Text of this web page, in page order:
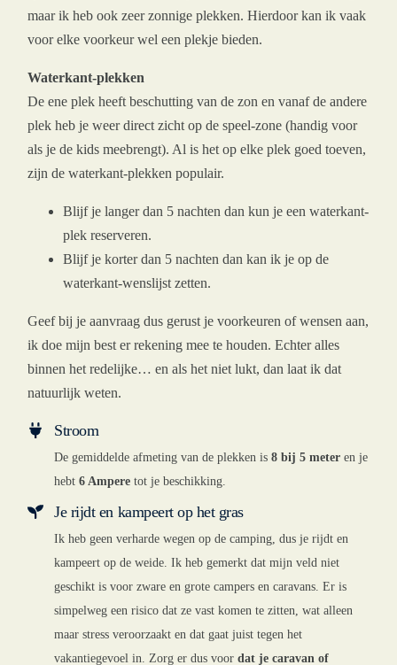
maar ik heb ook zeer zonnige plekken. Hierdoor kan ik vaak
voor elke voorkeur wel een plekje bieden.
Waterkant-plekken
De ene plek heeft beschutting van de zon en vanaf de andere
plek heb je weer direct zicht op de speel-zone (handig voor
als je de kids meebrengt). Al is het op elke plek goed toeven,
zijn de waterkant-plekken populair.
Blijf je langer dan 5 nachten dan kun je een waterkant-
plek reserveren.
Blijf je korter dan 5 nachten dan kan ik je op de
waterkant-wenslijst zetten.
Geef bij je aanvraag dus gerust je voorkeuren of wensen aan,
ik doe mijn best er rekening mee te houden. Echter alles
binnen het redelijke… en als het niet lukt, dan laat ik dat
natuurlijk weten.
Stroom
De gemiddelde afmeting van de plekken is 8 bij 5 meter en je
hebt6 Ampere tot je beschikking.
Je rijdt en kampeert op het gras
Ik heb geen verharde wegen op de camping, dus je rijdt en
kampeert op de weide. Ik heb gemerkt dat mijn veld niet
geschikt is voor zware en grote campers en caravans. Er is
simpelweg een risico dat ze vast komen te zitten, wat alleen
maar stress veroorzaakt en dat gaat juist tegen het
vakantiegevoel in. Zorg er dus voor dat je caravan of